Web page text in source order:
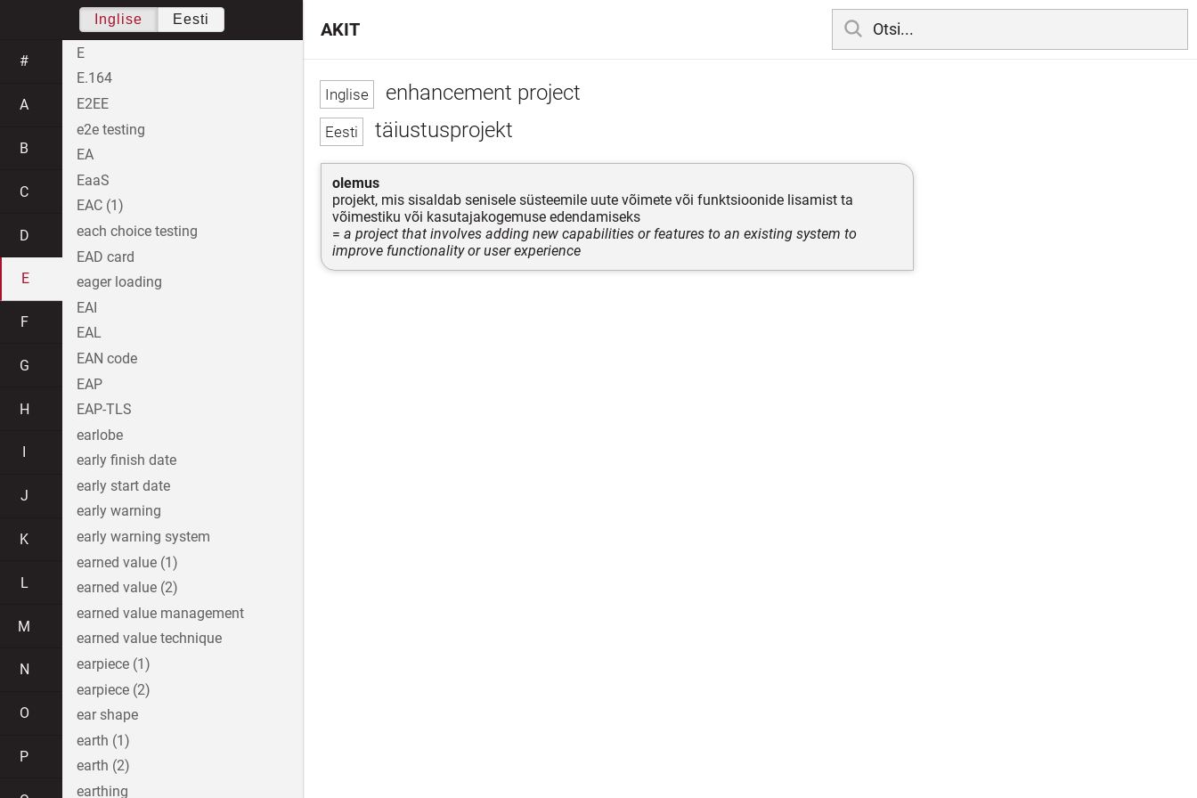
enhancement project
täiustusprojekt
olemus
projekt, mis sisaldab senisele süsteemile uute võimete või funktsioonide lisamist ta
võimestiku või kasutajakogemuse edendamiseks
= a project that involves adding new capabilities or features to an existing system to
improve functionality or user experience
AKIT
Inglise Eesti
#
A
B
C
D
E
F
G
H
J
K
L
M
N
O
P
E
E.164
E2EE
e2e testing
EA
EaaS
EAC (1)
each choice testing
EAD card
eager loading
EAI
EAL
EAN code
EAP
EAP-TLS
earlobe
early finish date
early start date
early warning
early warning system
earned value (1)
earned value (2)
earned value management
earned value technique
earpiece (1)
earpiece (2)
ear shape
earth (1)
earth (2)
earthing